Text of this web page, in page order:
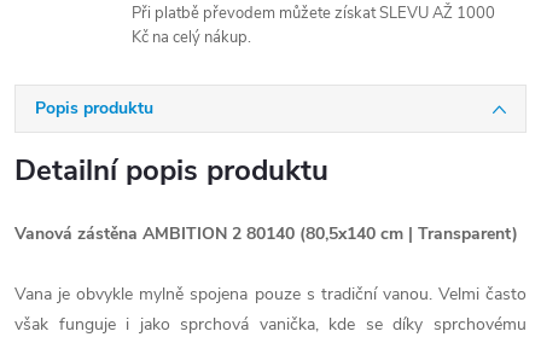
Při platbě převodem můžete získat SLEVU AŽ 1000
Kč na celý nákup.
Popis produktu
Detailní popis produktu
Vanová zástěna AMBITION 2 80140 (80,5x140 cm | Transparent)
Vana je obvykle mylně spojena pouze s tradiční vanou. Velmi často
však funguje i jako sprchová vanička, kde se díky sprchovému